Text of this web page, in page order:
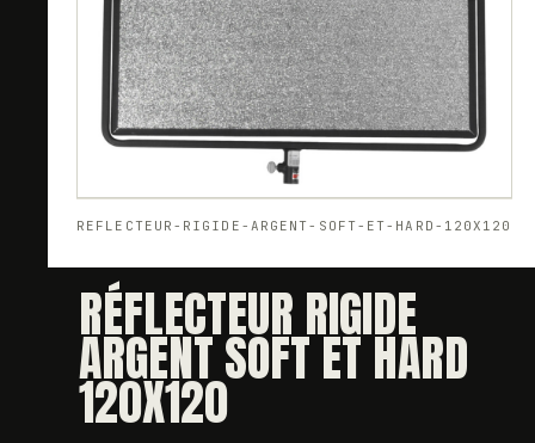
REFLECTEUR-RIGIDE-ARGENT-SOFT-ET-HARD-120X120
RÉFLECTEUR RIGIDE
ARGENT SOFT ET HARD
120X120